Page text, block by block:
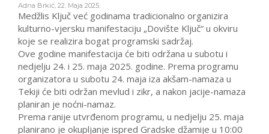
Adna Brkić, 22. Maja 2025.
Medžlis Ključ već godinama tradicionalno organizira
kulturno-vjersku manifestaciju „Dovište Ključ“ u okviru
koje se realizira bogat programski sadržaj.
Ove godine manifestacija će biti održana u subotu i
nedjelju 24. i 25. maja 2025. godine. Prema programu
organizatora u subotu 24. maja iza akšam-namaza u
Tekiji će biti održan mevlud i zikr, a nakon jacije-namaza
planiran je noćni-namaz.
Prema ranije utvrđenom programu, u nedjelju 25. maja
planirano je okupljanje ispred Gradske džamije u 10:00